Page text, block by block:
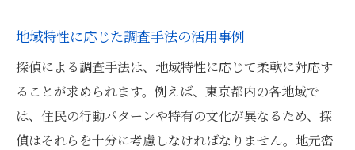
地域特性に応じた調査手法の活用事例
探偵による調査手法は、地域特性に応じて柔軟に対応す
ることが求められます。例えば、東京都内の各地域で
は、住民の行動パターンや特有の文化が異なるため、探
偵はそれらを十分に考慮しなければなりません。地元密